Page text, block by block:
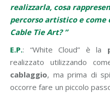
realizzarla, cosa
percorso artistico e come
Cable Tie Art? ”
E.P.: “White Cloud” è la
realizzato utilizzando
cablaggio, ma prima di
occorre fare un piccolo